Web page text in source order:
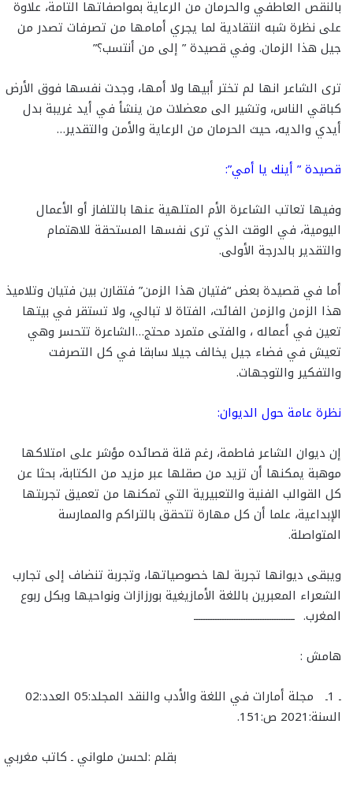
بالنقص العاطفي والحرمان من الرعاية بمواصفاتها التامة، علاوة
على نظرة شبه انتقادية لما يجري أمامها من تصرفات تصدر من
جيل هذا الزمان. وفي قصيدة ” إلى من أنتسب؟”
ترى الشاعر انها لم تختر أبيها ولا أمها، وجدت نفسها فوق الأرض
كباقي الناس، وتشير الى معضلات من ينشأ في أيد غريبة بدل
أيدي والديه، حيث الحرمان من الرعاية والأمن والتقدير…
قصيدة ” أينك يا أمي”:
وفيها تعاتب الشاعرة الأم المتلهية عنها بالتلفاز أو الأعمال
اليومية، في الوقت الذي ترى نفسها المستحقة للاهتمام
والتقدير بالدرجة الأولى.
أما في قصيدة بعض “فتيان هذا الزمن” فتقارن بين فتيان وتلاميذ
هذا الزمن والزمن الفائت، الفتاة لا تبالي، ولا تستقر في بيتها
تعين في أعماله ، والفتى متمرد محتج…الشاعرة تتحسر وهي
تعيش في فضاء جيل يخالف جيلا سابقا في كل التصرفت
والتفكير والتوجهات.
نظرة عامة حول الديوان:
إن ديوان الشاعر فاطمة، رغم قلة قصائده مؤشر على امتلاكها
موهبة يمكنها أن تزيد من صقلها عبر مزيد من الكتابة، بحثا عن
كل القوالب الفنية والتعبيرية التي تمكنها من تعميق تجربتها
الإبداعية، علما أن كل مهارة تتحقق بالتراكم والممارسة
المتواصلة.
ويبقى ديوانها تجربة لها خصوصياتها، وتجربة تنضاف إلى تجارب
الشعراء المعبرين باللغة الأمازيغية بورزازات ونواحيها وبكل ربوع
المغرب. ــــــــــــــــــــــــــــــــــــــــــ
هامش :
ـ 1ـ مجلة أمارات في اللغة والأدب والنقد المجلد:05 العدد:02
السنة:2021 ص:151.
بقلم :لحسن ملواني ـ كاتب مغربي